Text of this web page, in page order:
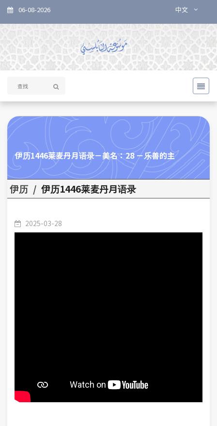
06-08-2026 中文
伊历1446莱麦丹月语录－美名：28 －乐善的主
伊历 / 伊历1446莱麦丹月语录
2025-03-28